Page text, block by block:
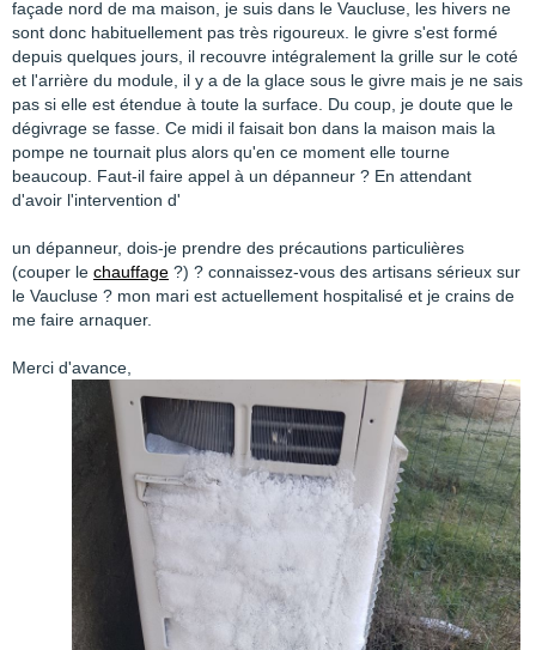
façade nord de ma maison, je suis dans le Vaucluse, les hivers ne
sont donc habituellement pas très rigoureux. le givre s'est formé
depuis quelques jours, il recouvre intégralement la grille sur le coté
et l'arrière du module, il y a de la glace sous le givre mais je ne sais
pas si elle est étendue à toute la surface. Du coup, je doute que le
dégivrage se fasse. Ce midi il faisait bon dans la maison mais la
pompe ne tournait plus alors qu'en ce moment elle tourne
beaucoup. Faut-il faire appel à un dépanneur ? En attendant
d'avoir l'intervention d'
un dépanneur, dois-je prendre des précautions particulières
(couper le chauffage ?) ? connaissez-vous des artisans sérieux sur
le Vaucluse ? mon mari est actuellement hospitalisé et je crains de
me faire arnaquer.
Merci d'avance,